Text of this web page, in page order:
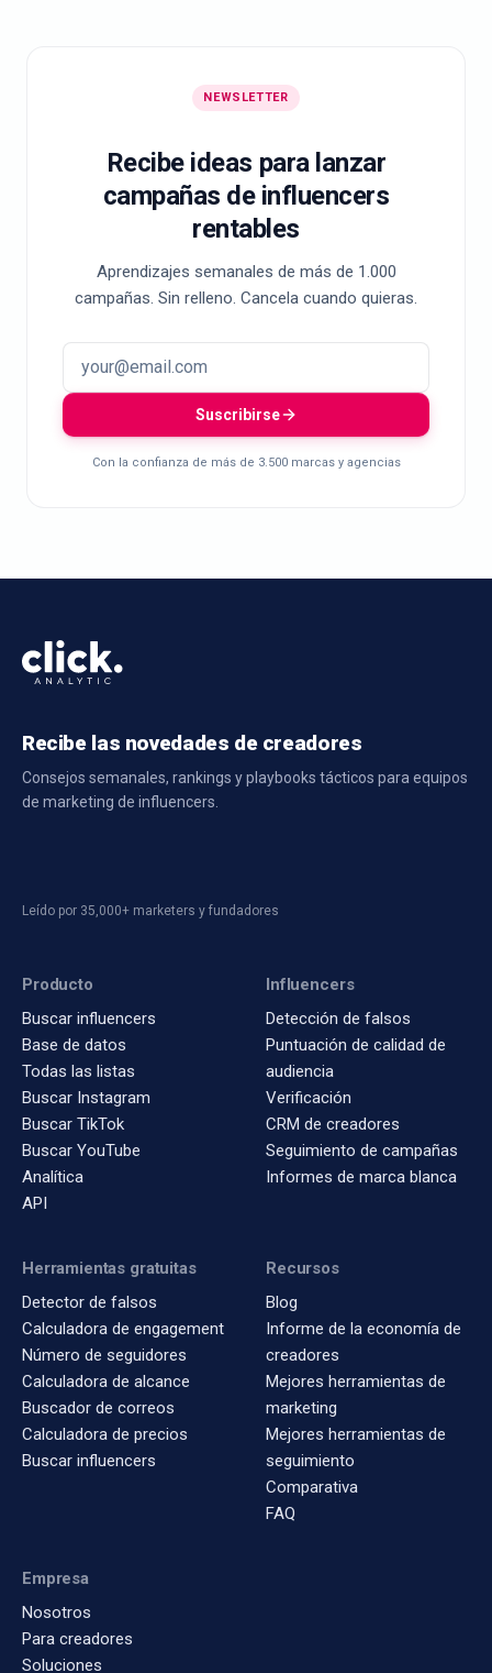
NEWSLETTER
Recibe ideas para lanzar
campañas de influencers
rentables
Aprendizajes semanales de más de 1.000
campañas. Sin relleno. Cancela cuando quieras.
Suscribirse
Con la confianza de más de 3.500 marcas y agencias
Recibe las novedades de creadores
Consejos semanales, rankings y playbooks tácticos para equipos
de marketing de influencers.
Leído por 35,000+ marketers y fundadores
Producto
Buscar influencers
Base de datos
Todas las listas
Buscar Instagram
Buscar TikTok
Buscar YouTube
Analítica
API
Influencers
Detección de falsos
Puntuación de calidad de
audiencia
Verificación
CRM de creadores
Seguimiento de campañas
Informes de marca blanca
Herramientas gratuitas
Detector de falsos
Calculadora de engagement
Número de seguidores
Calculadora de alcance
Buscador de correos
Calculadora de precios
Buscar influencers
Recursos
Blog
Informe de la economía de
creadores
Mejores herramientas de
marketing
Mejores herramientas de
seguimiento
Comparativa
FAQ
Empresa
Nosotros
Para creadores
Soluciones